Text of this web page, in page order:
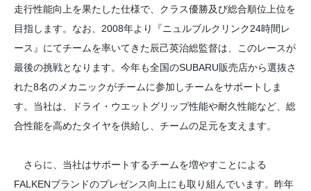
走行性能向上を果たした仕様で、クラス優勝及び総合順位上位を
目指します。なお、2008年より『ニュルブルクリンク24時間レ
ース』にてチームを率いてきた辰己英治総監督は、このレースが
最後の挑戦となります。今年も全国のSUBARU販売店から選抜さ
れた8名のメカニックがチームに参加しチームをサポートしま
す。当社は、ドライ・ウエットグリップ性能や耐久性能など、総
合性能を高めたタイヤを供給し、チームの足元を支えます。
さらに、当社はサポートするチームを増やすことによる
FALKENブランドのプレゼンス向上にも取り組んでいます。昨年